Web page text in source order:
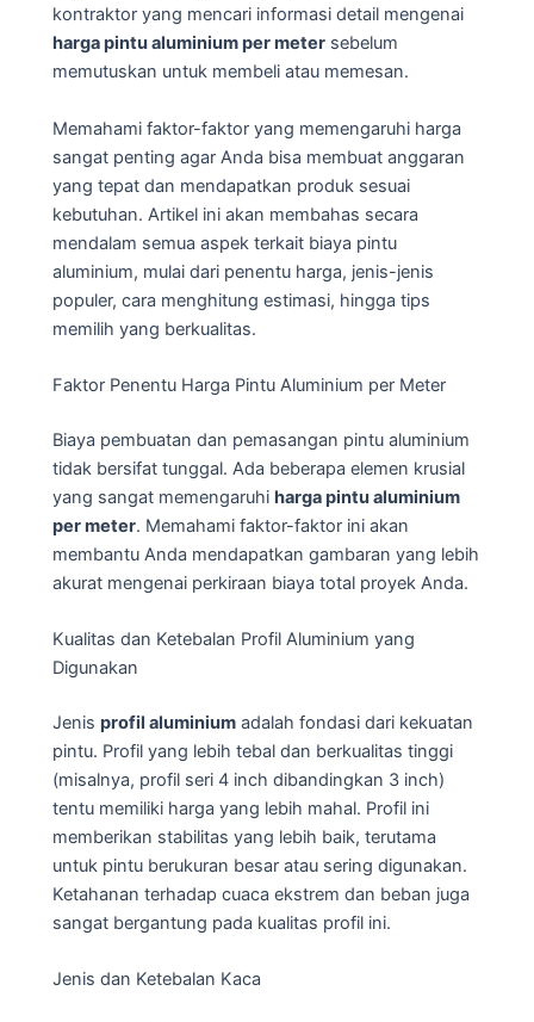
kontraktor yang mencari informasi detail mengenai
harga pintu aluminium per meter sebelum
memutuskan untuk membeli atau memesan.
Memahami faktor-faktor yang memengaruhi harga
sangat penting agar Anda bisa membuat anggaran
yang tepat dan mendapatkan produk sesuai
kebutuhan. Artikel ini akan membahas secara
mendalam semua aspek terkait biaya pintu
aluminium, mulai dari penentu harga, jenis-jenis
populer, cara menghitung estimasi, hingga tips
memilih yang berkualitas.
Faktor Penentu Harga Pintu Aluminium per Meter
Biaya pembuatan dan pemasangan pintu aluminium
tidak bersifat tunggal. Ada beberapa elemen krusial
yang sangat memengaruhi harga pintu aluminium
per meter. Memahami faktor-faktor ini akan
membantu Anda mendapatkan gambaran yang lebih
akurat mengenai perkiraan biaya total proyek Anda.
Kualitas dan Ketebalan Profil Aluminium yang
Digunakan
Jenis profil aluminium adalah fondasi dari kekuatan
pintu. Profil yang lebih tebal dan berkualitas tinggi
(misalnya, profil seri 4 inch dibandingkan 3 inch)
tentu memiliki harga yang lebih mahal. Profil ini
memberikan stabilitas yang lebih baik, terutama
untuk pintu berukuran besar atau sering digunakan.
Ketahanan terhadap cuaca ekstrem dan beban juga
sangat bergantung pada kualitas profil ini.
Jenis dan Ketebalan Kaca